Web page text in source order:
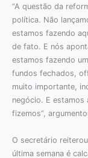
“A questão da
política. Não
estamos fazendo
de fato. E nós
estamos fazendo
fundos fechados,
muito importante,
negócio. E estamos
fizemos”,
O secretário
última semana é